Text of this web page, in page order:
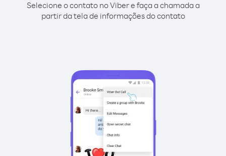
Selecione o contato no Viber e faça a chamada a
partir da tela de informações do contato